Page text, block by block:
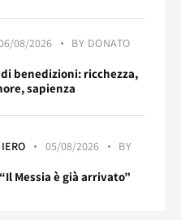
08/2026 BY DONATO
benedizioni: ricchezza,
sapienza
05/08/2026
BY
Messia è già arrivato”